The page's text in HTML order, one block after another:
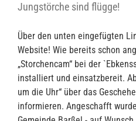
Jungstörche sind flügge!
Über den unten eingefügten
Website! Wie bereits schon
„Storchencam“ bei der
installiert und einsatzbereit.
um die Uhr“ über das
informieren. Angeschafft